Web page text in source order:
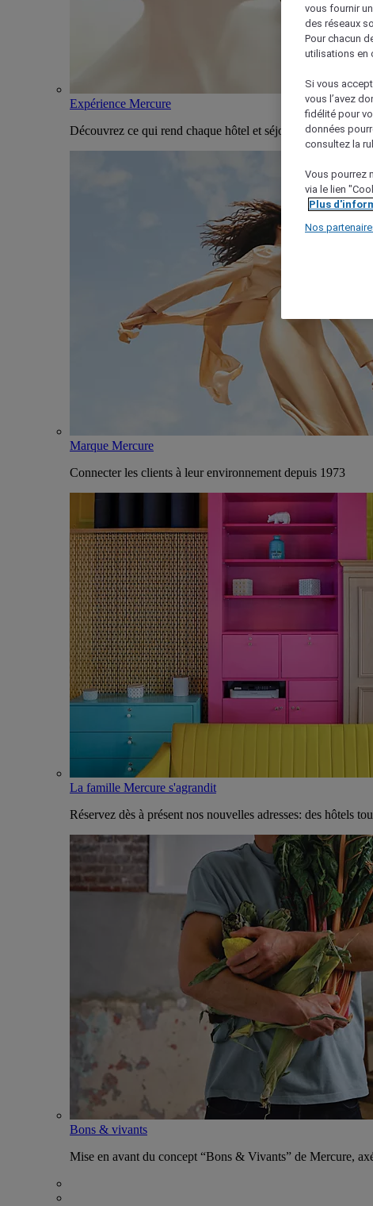
Expérience Mercure
Découvrez ce qui rend chaque hôtel et séjour Mercure
Marque Mercure
Connecter les clients à leur environnement depuis 1973
La famille Mercure s'agrandit
Réservez dès à présent nos nouvelles adresses: des hôtels
Bons & vivants
Mise en avant du concept “Bons & Vivants” de Mercure,
vous fournir
des réseaux
Pour chacun
utilisations en
Si vous
vous l’avez
fidélité pour
données
consultez la
Vous pourrez
via le lien
Plus
Nos